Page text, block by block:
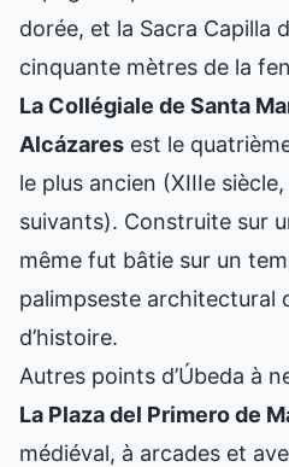
dorée, et la Sacra Capilla
cinquante mètres de la
La Collégiale de Santa
Alcázares est le
le plus ancien (XIIIe
suivants). Construite sur
même fut bâtie sur un
palimpseste architectural
d’histoire.
Autres points d’Úbeda à
La Plaza del Primero de
médiéval, à arcades et